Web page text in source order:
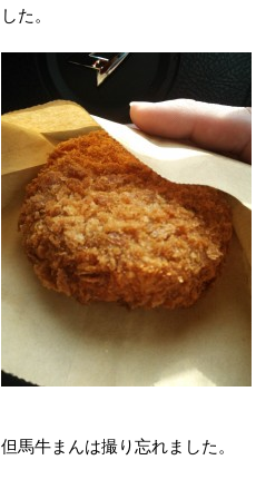
した。
但馬牛まんは撮り忘れました。